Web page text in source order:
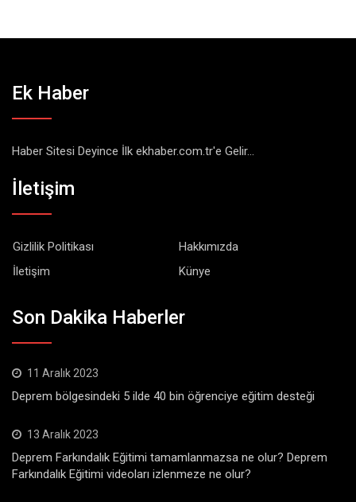
Ek Haber
Haber Sitesi Deyince İlk ekhaber.com.tr'e Gelir...
İletişim
Gizlilik Politikası
Hakkımızda
İletişim
Künye
Son Dakika Haberler
11 Aralık 2023
Deprem bölgesindeki 5 ilde 40 bin öğrenciye eğitim desteği
13 Aralık 2023
Deprem Farkındalık Eğitimi tamamlanmazsa ne olur? Deprem
Farkındalık Eğitimi videoları izlenmeze ne olur?